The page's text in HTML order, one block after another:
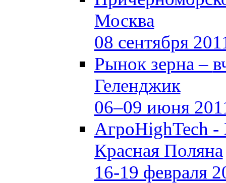
Москва
08 сентября
Рынок зерна –
Геленджик
06–09 июня
АгроHighTech
Красная Поляна
16-19 февраля